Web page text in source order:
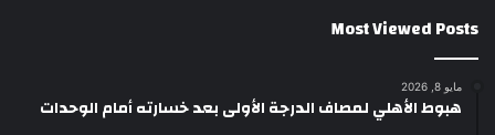
Most Viewed Posts
مايو 8, 2026
هبوط الأهلي لمصاف الدرجة الأولى بعد خسارته أمام الوحدات